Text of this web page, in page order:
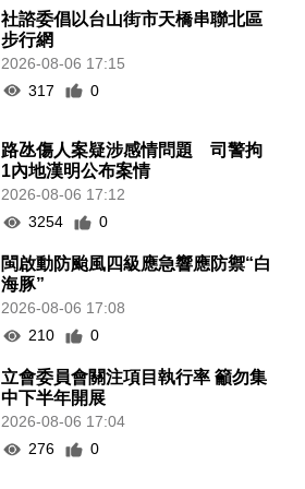
社諮委倡以台山街市天橋串聯北區
步行網
2026-08-06 17:15
317
0
路氹傷人案疑涉感情問題 司警拘
1內地漢明公布案情
2026-08-06 17:12
3254
0
閩啟動防颱風四級應急響應防禦“白
海豚”
2026-08-06 17:08
210
0
立會委員會關注項目執行率 籲勿集
中下半年開展
2026-08-06 17:04
276
0